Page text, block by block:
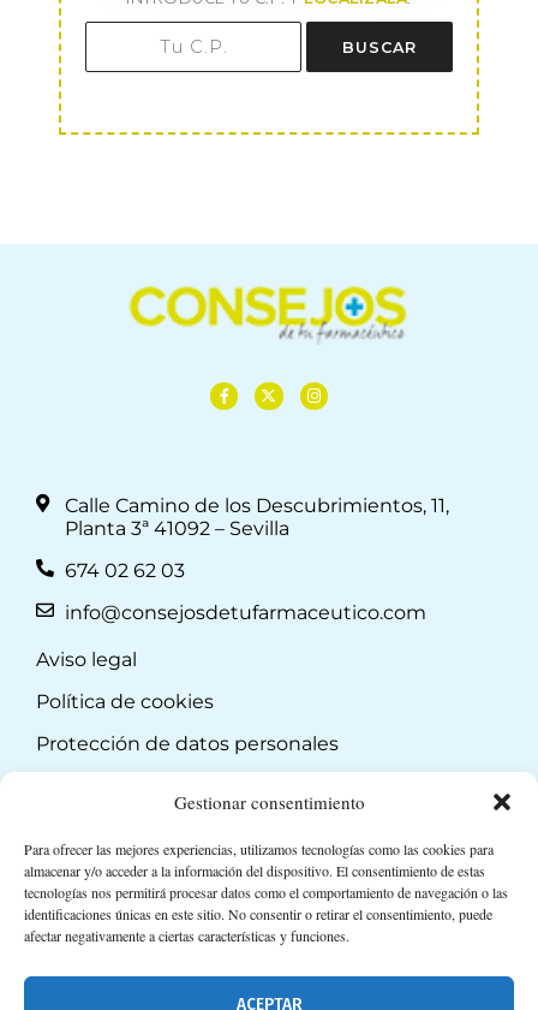
Gestionar consentimiento
Para ofrecer las mejores experiencias, utilizamos tecnologías como las cookies para
almacenar y/o acceder a la información del dispositivo. El consentimiento de estas
tecnologías nos permitirá procesar datos como el comportamiento de navegación o las
identificaciones únicas en este sitio. No consentir o retirar el consentimiento, puede
afectar negativamente a ciertas características y funciones.
ACEPTAR
BUSCAR
Calle Camino de los Descubrimientos, 11,
Planta 3ª 41092 – Sevilla
674 02 62 03
info@consejosdetufarmaceutico.com
Aviso legal
Política de cookies
Protección de datos personales